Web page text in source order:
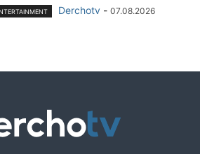
Derchotv - 07.08.2026